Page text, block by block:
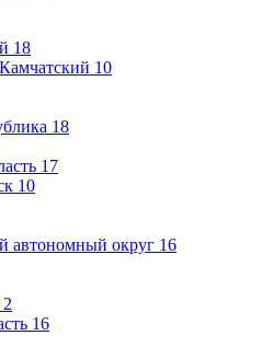
18
10
18
17
10
автономный округ 16
2
16